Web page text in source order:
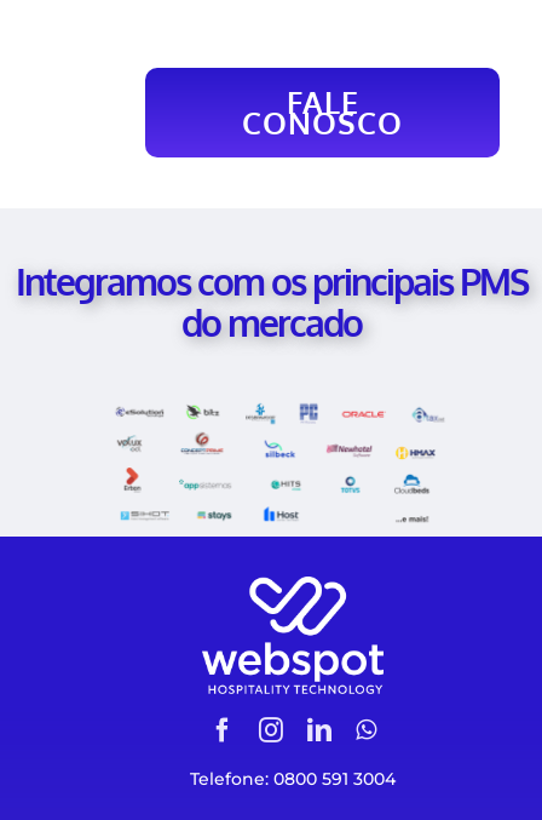
FALE
CONOSCO
Integramos com os principais PMS
do mercado
Telefone: 0800 591 3004